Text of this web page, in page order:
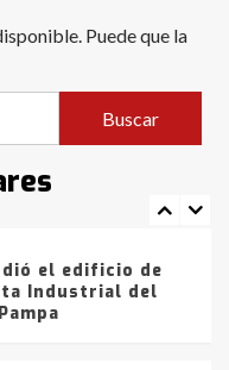
Puede que la
en gran parte
la Policía
drogas en la
el edificio de
Industrial del